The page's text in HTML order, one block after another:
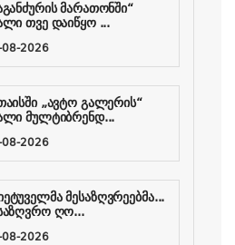
მარათონში“
თვე დაიწყო ...
08-2026
„ავტო გალერის“
მულტიბრენდ...
08-2026
მესაზღვრეებმა...
ღო...
08-2026